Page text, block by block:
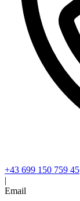
+43 699 150 759 45
|
Email